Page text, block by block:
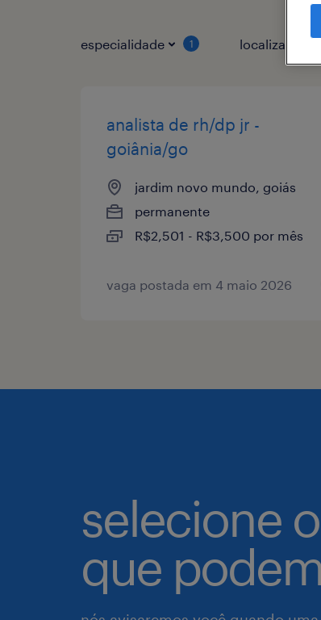
especialidade 1 localização
analista de rh/dp jr -
goiânia/go
jardim novo mundo, goiás
permanente
R$2,501 - R$3,500 por mês
vaga postada em 4 maio 2026
selecione
que